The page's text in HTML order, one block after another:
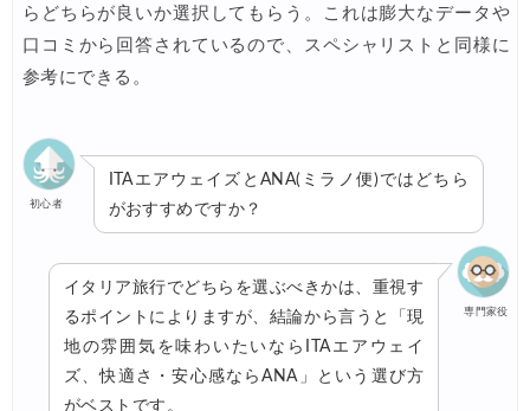
らどちらが良いか選択してもらう。これは膨大なデータや
口コミから回答されているので、スペシャリストと同様に
参考にできる。
初心者
ITAエアウェイズとANA(ミラノ便)ではどちら
がおすすめですか？
専門家役
イタリア旅行でどちらを選ぶべきかは、重視す
るポイントによりますが、結論から言うと「現
地の雰囲気を味わいたいならITAエアウェイ
ズ、快適さ・安心感ならANA」という選び方
がベストです。